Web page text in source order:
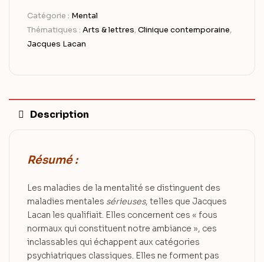
Catégorie : Mental
Thématiques : Arts & lettres,Clinique contemporaine,
Jacques Lacan
Description
Résumé :
Les maladies de la mentalité se distinguent des
maladies mentales sérieuses, telles que Jacques
Lacan les qualifiait. Elles concernent ces « fous
normaux qui constituent notre ambiance », ces
inclassables qui échappent aux catégories
psychiatriques classiques. Elles ne forment pas